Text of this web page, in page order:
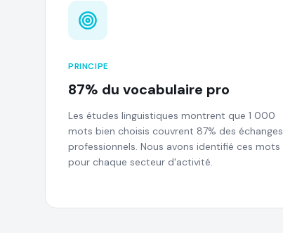
PRINCIPE
87% du vocabulaire pro
Les études linguistiques montrent que 1 000
mots bien choisis couvrent 87% des échanges
professionnels. Nous avons identifié ces mots
pour chaque secteur d'activité.